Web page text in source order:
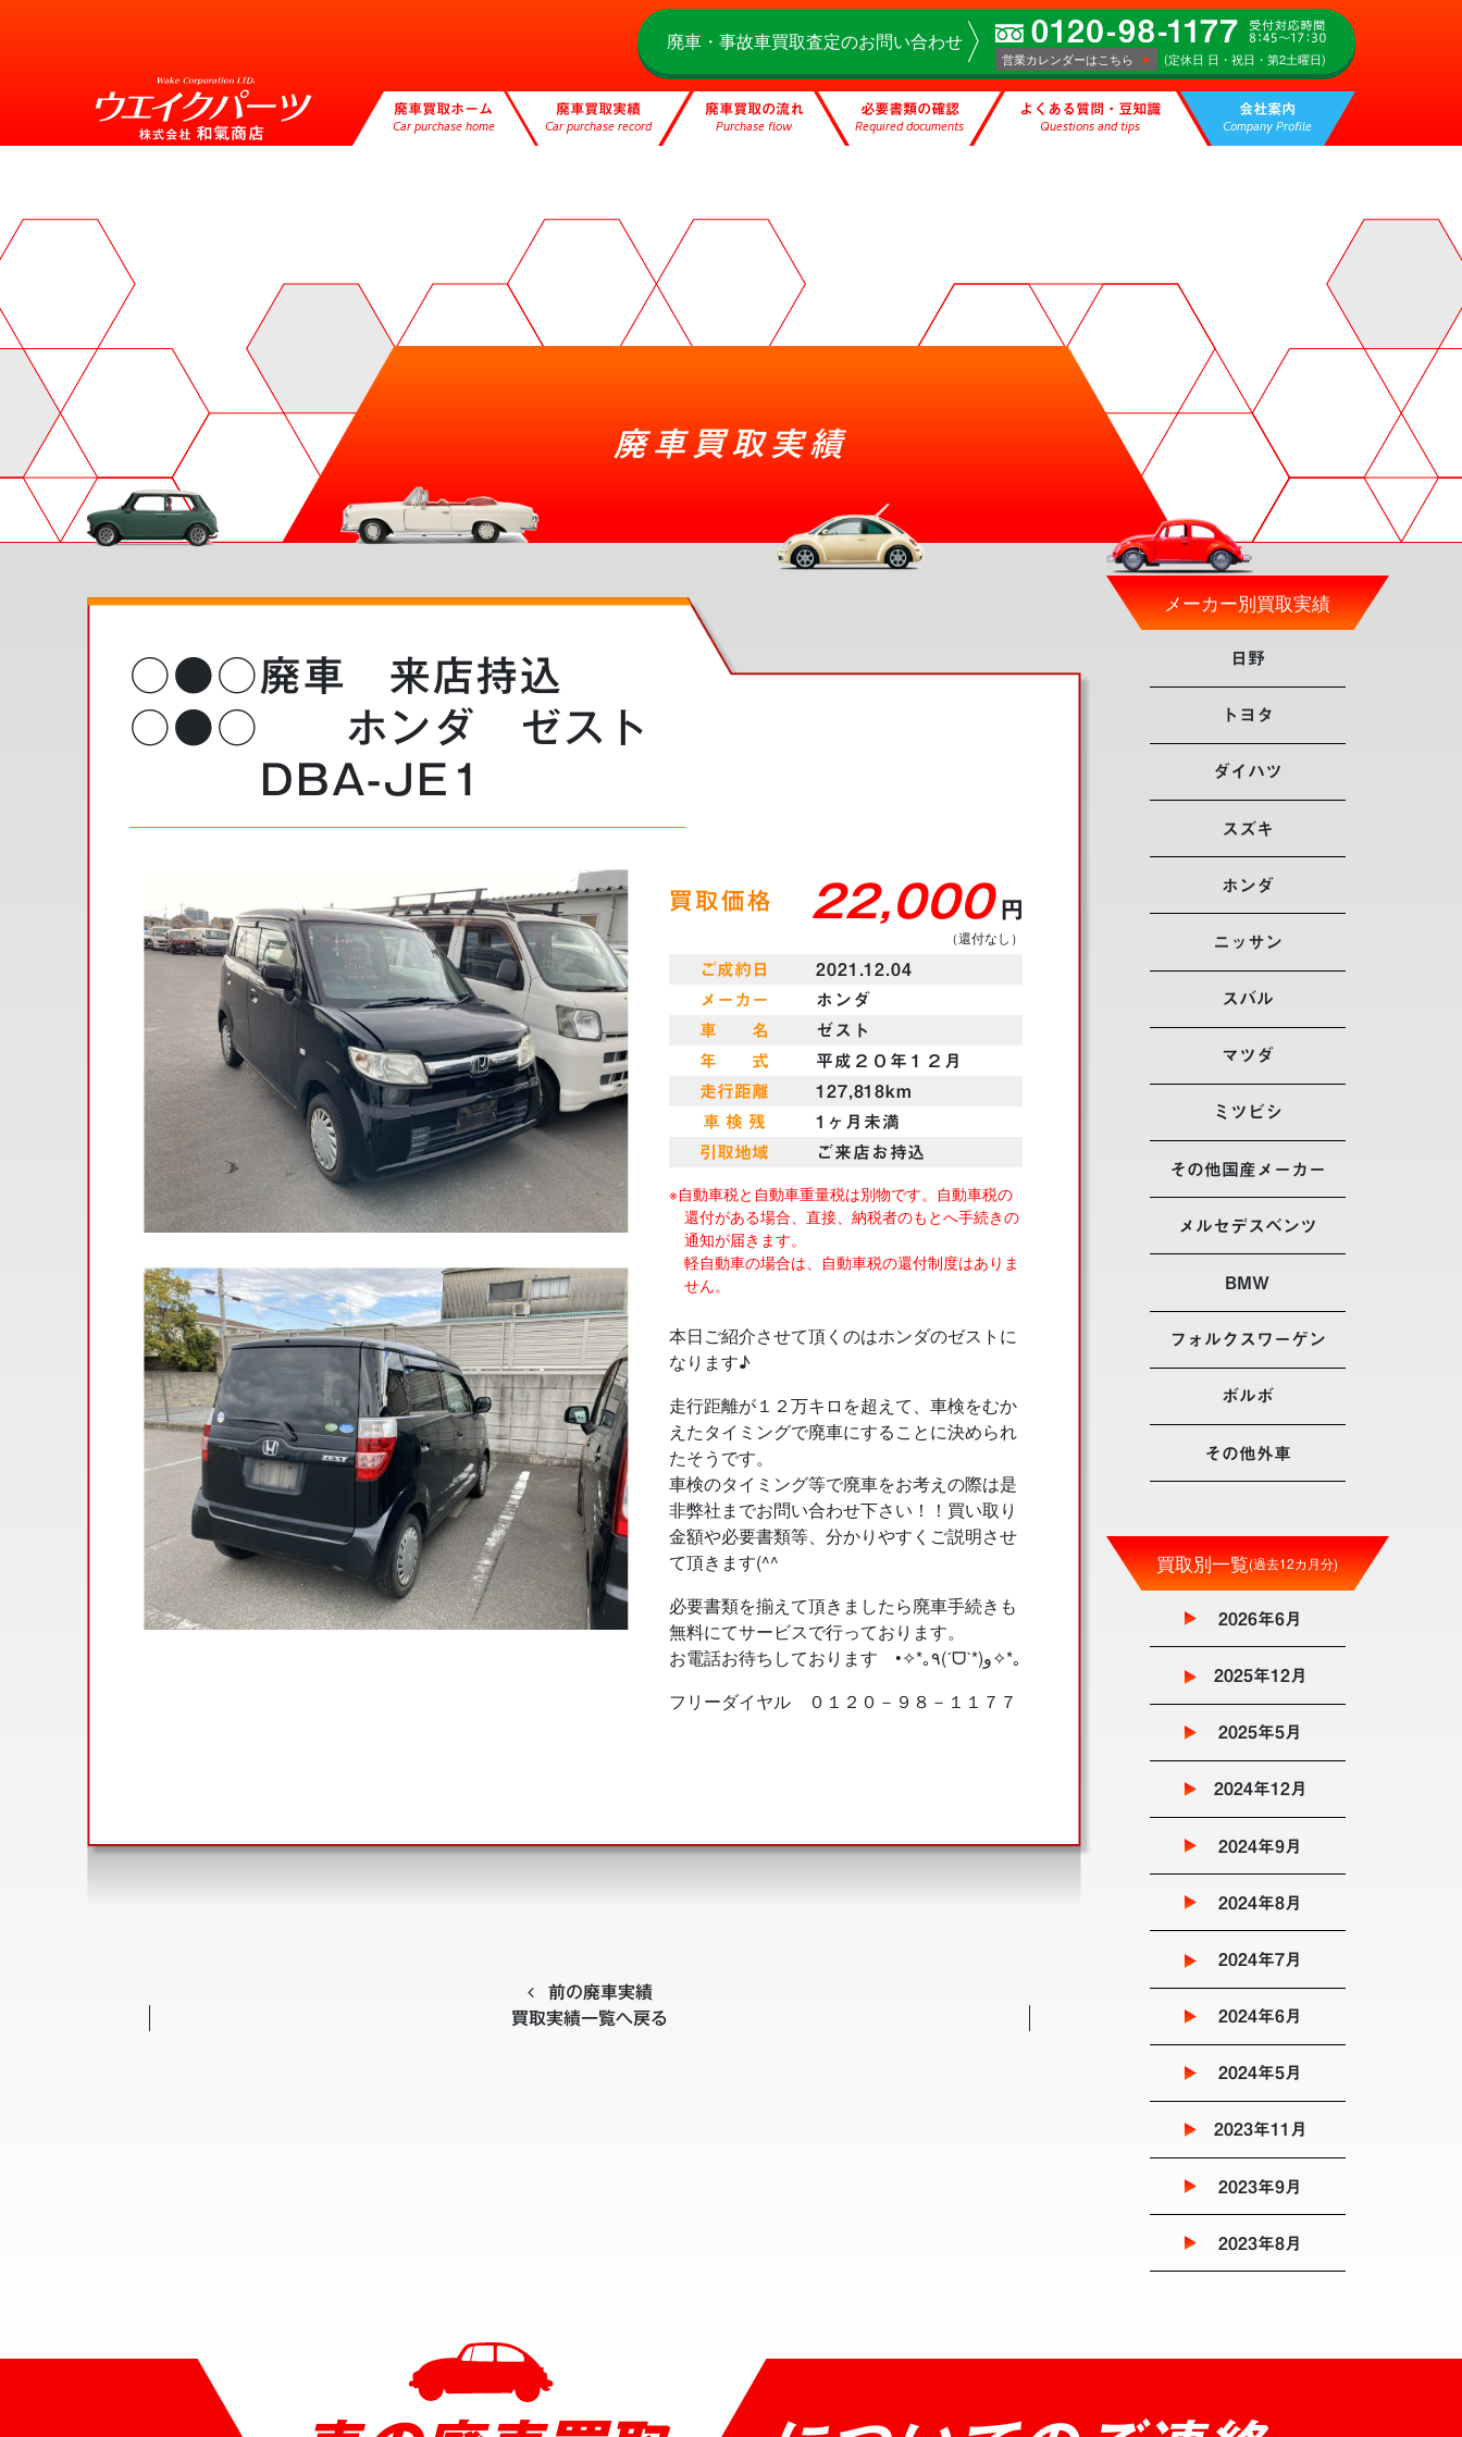
廃車・事故車買取査定のお問い合わせ
営業カレンダーはこちら (定休日 日・祝日・第2土曜日)
廃車買取ホーム
Car purchase home
廃車買取実績
Car purchase record
廃車買取の流れ
Purchase flow
必要書類の確認
Required documents
よくある質問・豆知識
Questions and tips
会社案内
Company Profile
廃車買取実績
○●○廃車 来店持込
○●○ ホンダ ゼスト
DBA-JE1
買取価格 22,000円
（還付なし）
ご成約日
2021.12.04
メーカー
ホンダ
車 名
ゼスト
年 式
平成２０年１２月
走行距離
127,818km
車 検 残
1ヶ月未満
引取地域
ご来店お持込
※自動車税と自動車重量税は別物です。自動車税の
還付がある場合、直接、納税者のもとへ手続きの
通知が届きます。
軽自動車の場合は、自動車税の還付制度はありま
せん。
本日ご紹介させて頂くのはホンダのゼストに
なります♪
走行距離が１２万キロを超えて、車検をむか
えたタイミングで廃車にすることに決められ
たそうです。
車検のタイミング等で廃車をお考えの際は是
非弊社までお問い合わせ下さい！！買い取り
金額や必要書類等、分かりやすくご説明させ
て頂きます(^^ゞ
必要書類を揃えて頂きましたら廃車手続きも
無料にてサービスで行っております。
お電話お待ちしております •✧*｡٩(ˊᗜˋ*)و✧*｡
フリーダイヤル ０１２０－９８－１１７７
前の廃車実績
買取実績一覧へ戻る
メーカー別買取実績
日野
トヨタ
ダイハツ
スズキ
ホンダ
ニッサン
スバル
マツダ
ミツビシ
その他国産メーカー
メルセデスベンツ
BMW
フォルクスワーゲン
ボルボ
その他外車
買取別一覧(過去12カ月分)
2026年6月
2025年12月
2025年5月
2024年12月
2024年9月
2024年8月
2024年7月
2024年6月
2024年5月
2023年11月
2023年9月
2023年8月